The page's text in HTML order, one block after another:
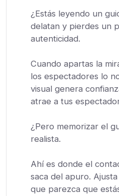
¿Estás leyendo un
delatan y pierdes un
autenticidad.
Cuando apartas la
los espectadores lo
visual genera
atrae a tus
¿Pero memorizar el
realista.
Ahí es donde el
saca del apuro.
que parezca que